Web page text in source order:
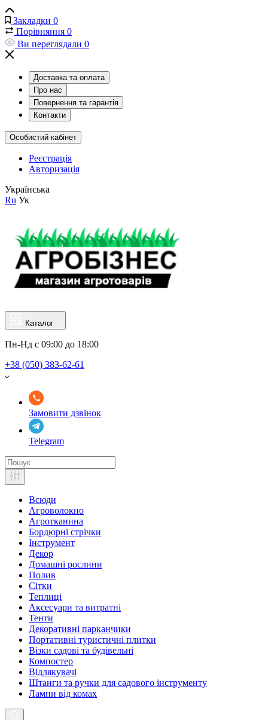
Закладки 0
Порівняння 0
Ви переглядали 0
Доставка та оплата
Про нас
Повернення та гарантія
Контакти
Особистий кабінет
Реєстрація
Авторизація
Українська
Ru Ук
Каталог
Пн-Нд с 09:00 до 18:00
+38 (050) 383-62-61
Замовити дзвінок
Telegram
Всюди
Агроволокно
Агротканина
Бордюрні стрічки
Інструмент
Декор
Домашні рослини
Полив
Сітки
Теплиці
Аксесуари та витратні
Тенти
Декоративні парканчики
Портативні туристичні плитки
Візки садові та будівельні
Компостер
Відлякувачі
Штанги та ручки для садового інструменту
Лампи від комах